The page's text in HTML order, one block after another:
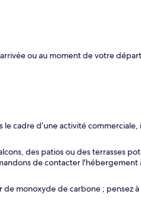
ou au moment de votre
cadre d’une activité
des patios ou des terrasses
de contacter
monoxyde de carbone ; pensez